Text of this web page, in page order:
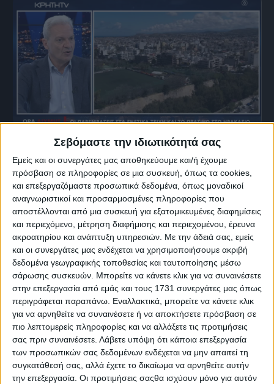
Σεβόμαστε την ιδιωτικότητά σας
Εμείς και οι συνεργάτες μας αποθηκεύουμε και/ή έχουμε
πρόσβαση σε πληροφορίες σε μια συσκευή, όπως τα cookies,
και επεξεργαζόμαστε προσωπικά δεδομένα, όπως μοναδικοί
αναγνωριστικοί και προσαρμοσμένες πληροφορίες που
αποστέλλονται από μια συσκευή για εξατομικευμένες διαφημίσεις
και περιεχόμενο, μέτρηση διαφήμισης και περιεχομένου, έρευνα
ακροατηρίου και ανάπτυξη υπηρεσιών. Με την άδειά σας, εμείς
και οι συνεργάτες μας ενδέχεται να χρησιμοποιήσουμε ακριβή
δεδομένα γεωγραφικής τοποθεσίας και ταυτοποίησης μέσω
σάρωσης συσκευών. Μπορείτε να κάνετε κλικ για να συναινέσετε
στην επεξεργασία από εμάς και τους 1731 συνεργάτες μας όπως
περιγράφεται παραπάνω. Εναλλακτικά, μπορείτε να κάνετε κλικ
για να αρνηθείτε να συναινέσετε ή να αποκτήσετε πρόσβαση σε
πιο λεπτομερείς πληροφορίες και να αλλάξετε τις προτιμήσεις
σας πριν συναινέσετε. Λάβετε υπόψη ότι κάποια επεξεργασία
των προσωπικών σας δεδομένων ενδέχεται να μην απαιτεί τη
συγκατάθεσή σας, αλλά έχετε το δικαίωμα να αρνηθείτε αυτήν
την επεξεργασία. Οι προτιμήσεις σαςθα ισχύουν μόνο για αυτόν
29 Ιουνίου, 2026
Ο Δήμαρχος Ηρακλείου για όλους
και για όλα